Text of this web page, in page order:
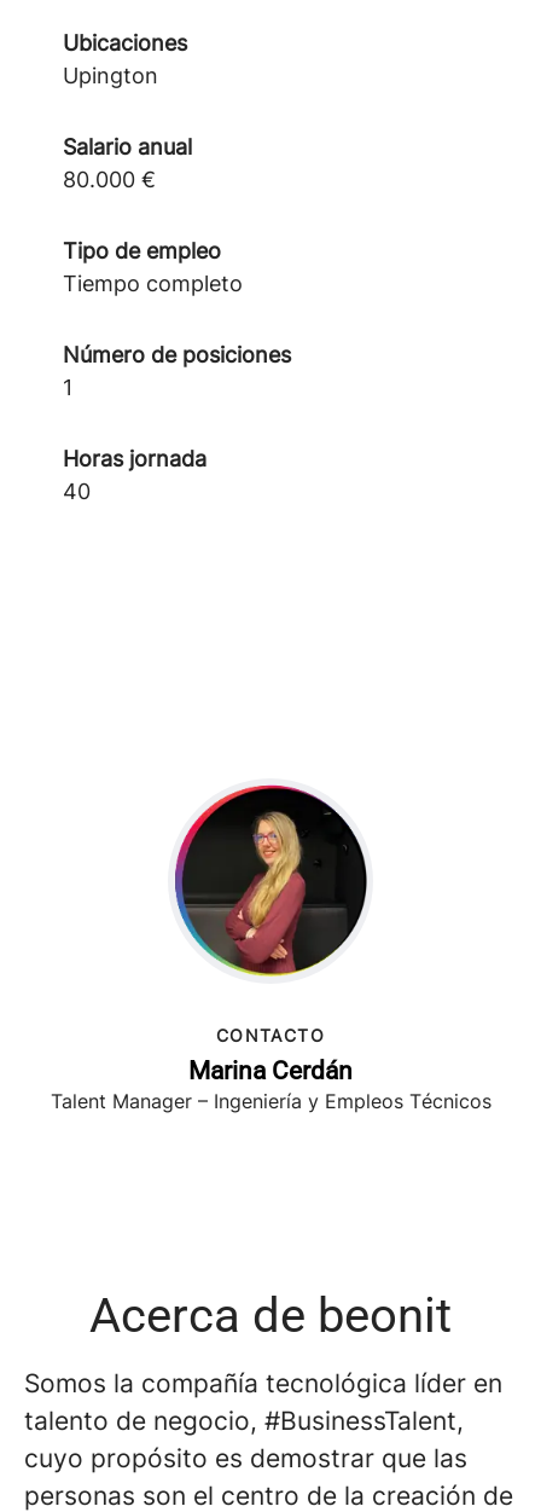
Ubicaciones
Upington
Salario anual
80.000 €
Tipo de empleo
Tiempo completo
Número de posiciones
1
Horas jornada
40
CONTACTO
Marina Cerdán
Talent Manager – Ingeniería y Empleos Técnicos
Acerca de beonit
Somos la compañía tecnológica líder en
talento de negocio, #BusinessTalent,
cuyo propósito es demostrar que las
personas son el centro de la creación de